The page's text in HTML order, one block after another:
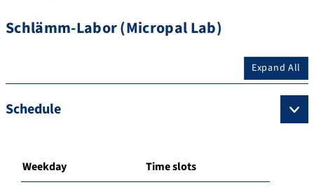
Schlämm-Labor (Micropal Lab)
Expand All
Schedule
Weekday Time slots